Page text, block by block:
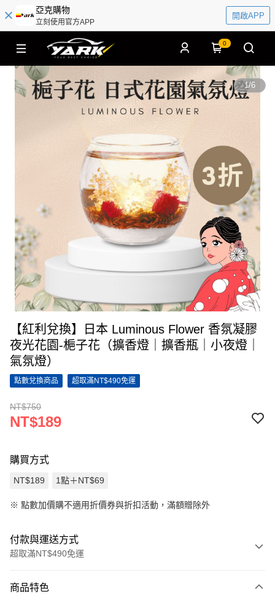
亞克購物
立刻使用官方APP
開啟APP
0
1/6
【紅利兌換】日本 Luminous Flower 香氛凝膠
夜光花園-梔子花（擴香燈｜擴香瓶｜小夜燈｜
氣氛燈）
點數兌換商品 超取滿NT$490免運
NT$750
NT$189
購買方式
NT$189 1點＋NT$69
※ 點數加價購不適用折價券與折扣活動，滿額贈除外
付款與運送方式
超取滿NT$490免運
信用卡一次付款
商品特色